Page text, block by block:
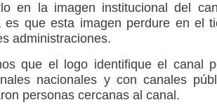
en la imagen institucional del
es que esta imagen perdure en el
administraciones.
que el logo identifique el canal
nacionales y con canales
personas cercanas al canal.